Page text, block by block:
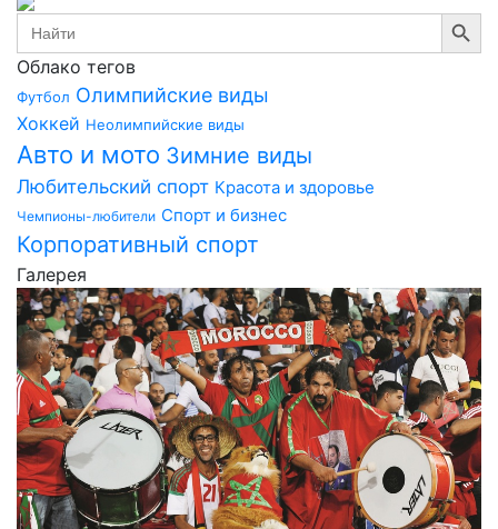
Search
for:
Search Button
Облако тегов
Футбол Олимпийские виды
Хоккей Неолимпийские виды
Авто и мото Зимние виды
Любительский спорт Красота и здоровье
Чемпионы-любители Спорт и бизнес
Корпоративный спорт
Галерея